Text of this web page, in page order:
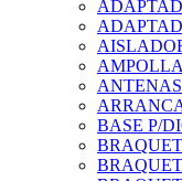
AMPOLLA
ANTENAS
BASE P/